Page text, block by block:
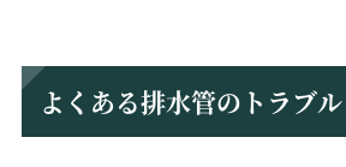
よくある排水管のトラブル